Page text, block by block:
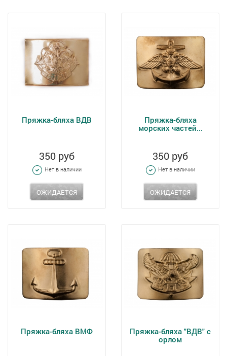
Пряжка-бляха ВДВ
350 руб
Нет в наличии
ОЖИДАЕТСЯ
Пряжка-бляха
морских частей...
350 руб
Нет в наличии
ОЖИДАЕТСЯ
Пряжка-бляха ВМФ
Пряжка-бляха "ВДВ" с
орлом